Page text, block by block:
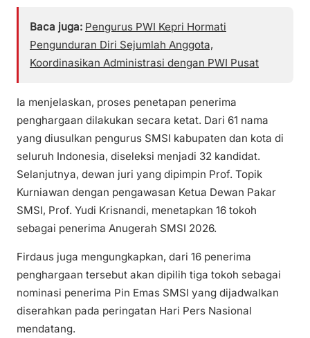
Baca juga: Pengurus PWI Kepri Hormati
Pengunduran Diri Sejumlah Anggota,
Koordinasikan Administrasi dengan PWI Pusat
Ia menjelaskan, proses penetapan penerima
penghargaan dilakukan secara ketat. Dari 61 nama
yang diusulkan pengurus SMSI kabupaten dan kota di
seluruh Indonesia, diseleksi menjadi 32 kandidat.
Selanjutnya, dewan juri yang dipimpin Prof. Topik
Kurniawan dengan pengawasan Ketua Dewan Pakar
SMSI, Prof. Yudi Krisnandi, menetapkan 16 tokoh
sebagai penerima Anugerah SMSI 2026.
Firdaus juga mengungkapkan, dari 16 penerima
penghargaan tersebut akan dipilih tiga tokoh sebagai
nominasi penerima Pin Emas SMSI yang dijadwalkan
diserahkan pada peringatan Hari Pers Nasional
mendatang.